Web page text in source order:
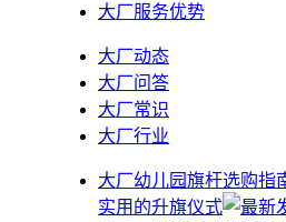
大厂服务优势
大厂动态
大厂问答
大厂常识
大厂行业
大厂幼儿园旗杆选购指
实用的升旗仪式